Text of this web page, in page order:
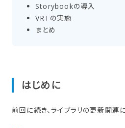
Storybookの​導入
VRTの​実施
まとめ
はじめに
前回に続き、ライブラリの更新関連